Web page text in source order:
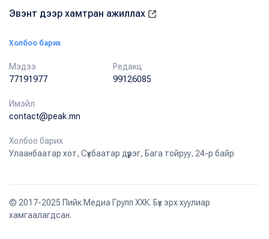
Эвэнт дээр хамтран ажиллах
Холбоо барих
Мэдээ
77191977
Редакц
99126085
Имэйл
contact@peak.mn
Холбоо барих
Улаанбаатар хот, Сүхбаатар дүүрэг, Бага тойруу, 24-р байр
© 2017-2025 Пийк Медиа Групп ХХК. Бүх эрх хуулиар
хамгаалагдсан.